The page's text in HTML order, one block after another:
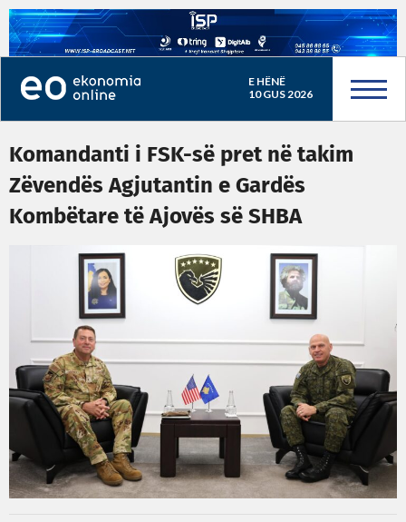
E HËNË
10 GUS 2026
Komandanti i FSK-së pret në takim
Zëvendës Agjutantin e Gardës
Kombëtare të Ajovës së SHBA